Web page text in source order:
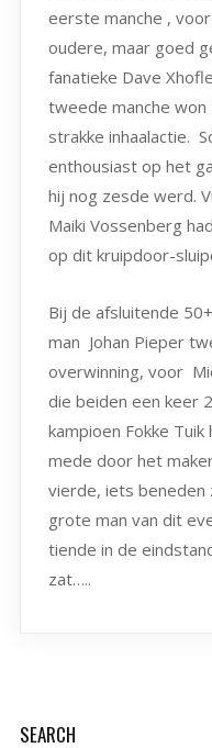
eerste manche ,
oudere, maar goed
fanatieke Dave
tweede manche won
strakke inhaalactie.
enthousiast op het
hij nog zesde werd.
Maiki Vossenberg
op dit kruipdoor-
Bij de afsluitende
man Johan Pieper
overwinning, voor
die beiden een keer
kampioen Fokke
mede door het
vierde, iets beneden
grote man van dit
tiende in de
zat…..
SEARCH